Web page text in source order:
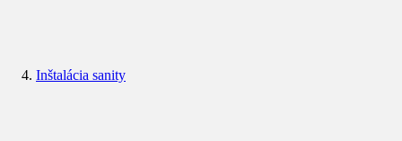
Inštalácia sanity